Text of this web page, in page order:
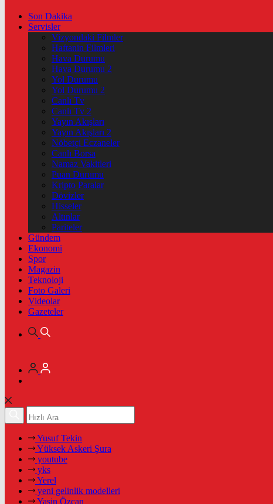
Son Dakika
Servisler
Vizyondaki Filmler
Haftanin Filmleri
Hava Durumu
Hava Durumu 2
Yol Durumu
Yol Durumu 2
Canlı Tv
Canlı Tv 2
Yayın Akışları
Yayın Akışları 2
Nöbetçi Eczaneler
Canlı Borsa
Namaz Vakitleri
Puan Durumu
Kripto Paralar
Dövizler
Hisseler
Altınlar
Pariteler
Gündem
Ekonomi
Spor
Magazin
Teknoloji
Foto Galeri
Videolar
Gazeteler
Yusuf Tekin
Yüksek Askeri Şura
youtube
yks
Yerel
yeni gelinlik modelleri
Yasin Özcan